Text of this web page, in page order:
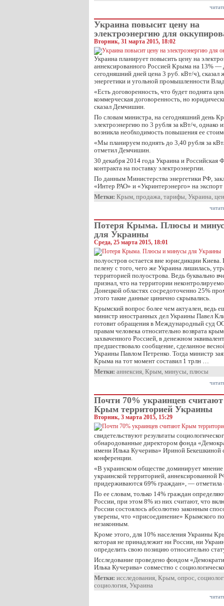
Украина повысит цену на
электроэнергию для
Вторник, 31 марта 2015, 18:02
Украина планирует повысить цену на
аннексированного Россией Крыма на 13% —
сегодняшний дней цена 3 руб. кВт/ч), сказал
энергетики и угольной промышленности
«Есть договоренность, что будет поднята
коммерческая договоренность, но
сказал Демчишин.
По словам министра, на сегодняшний день
электроэнергию по 3 рубля за кВт/ч, однако
возникла необходимость повышения ее
«Мы планируем поднять до 3,40 рубля за
отметил Демчишин.
30 декабря 2014 года Украина и Российская
контракта на поставку электроэнергии.
По данным Министерства энергетики РФ,
«Интер РАО» и «Укринтерэнерго» на
Метки: Крым, продажа, тарифы, Украина,
Потеря Крыма. Плюсы и
для Украины
Среда, 25 марта 2015, 18:01
полуостров остается вне юрисдикции Киева.
пелену с того, чего же Украина лишилась,
территорией полуострова. Ведь буквально
признал, что на территории
Донецкой областях сосредоточенно 25%
этого такие данные цинично скрывались.
Крымский вопрос более чем актуален, ведь
министр иностранных дел Украины Павел
готовит обращения в Международный суд
правам человека относительно возврата
захваченного Россией, в денежном
предшествовало сообщение, сделанное
Украины Павлом Петренко. Тогда министр
Крыма на тот момент составил 1 трлн …
Метки: аннексия, Крым, минусы, плюсы
Почти 70% украинцев считают
Крым территорией Украины
Вторник, 3 марта 2015, 15:29
свидетельствуют результаты
обнародованные директором фонда
имени Илька Кучерива» Ириной Бекешкиной
конференции.
«В украинском обществе доминирует
украинской территорией, аннексированной
придерживаются 69% граждан», —
По ее словам, только 14% граждан
России, при этом 8% из них считают, что
России состоялось абсолютно законным
уверены, что «присоединение» Крымского
незаконным.
Кроме этого, для 10% населения Украины
которая не принадлежит ни России, ни
определить свою позицию относительно
Исследование проведено фондом
Илька Кучерива» совместно с
Метки: исследования, Крым, опрос,
социология, Украина